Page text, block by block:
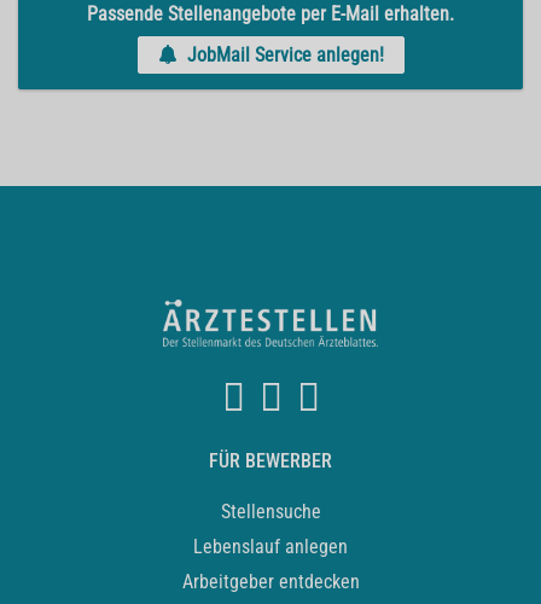
Passende Stellenangebote per E-Mail erhalten.
JobMail Service anlegen!
FÜR BEWERBER
Stellensuche
Lebenslauf anlegen
Arbeitgeber entdecken